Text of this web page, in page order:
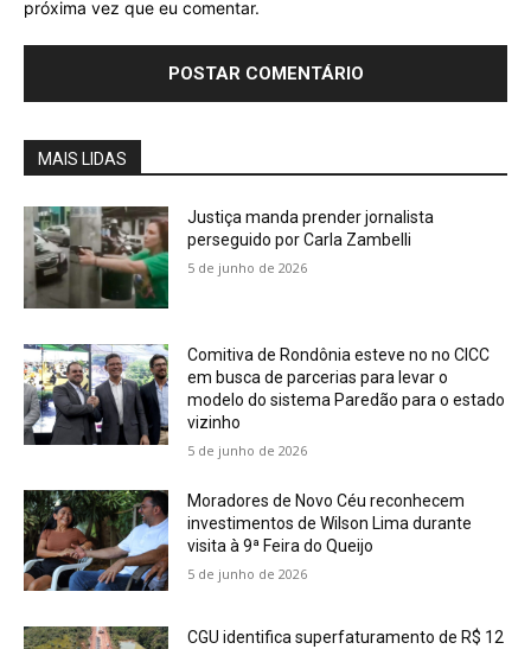
próxima vez que eu comentar.
MAIS LIDAS
Justiça manda prender jornalista
perseguido por Carla Zambelli
5 de junho de 2026
Comitiva de Rondônia esteve no no CICC
em busca de parcerias para levar o
modelo do sistema Paredão para o estado
vizinho
5 de junho de 2026
Moradores de Novo Céu reconhecem
investimentos de Wilson Lima durante
visita à 9ª Feira do Queijo
5 de junho de 2026
CGU identifica superfaturamento de R$ 12